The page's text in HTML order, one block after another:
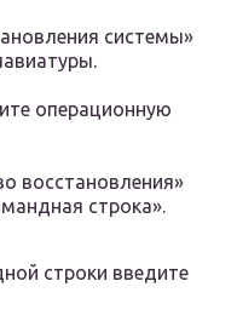
системы»
операционную
восстановления»
строка».
строки введите